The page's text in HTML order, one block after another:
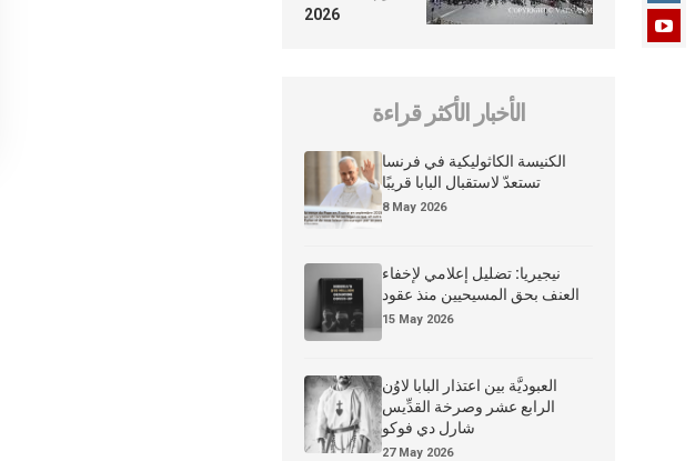
2026
الأخبار الأكثر قراءة
الكنيسة الكاثوليكية في فرنسا
تستعدّ لاستقبال البابا قريبًا
8 May 2026
نيجيريا: تضليل إعلامي لإخفاء
العنف بحق المسيحيين منذ عقود
15 May 2026
العبوديَّة بين اعتذار البابا لاوُن
الرابع عشر وصرخة القدِّيس
شارل دي فوكو
27 May 2026